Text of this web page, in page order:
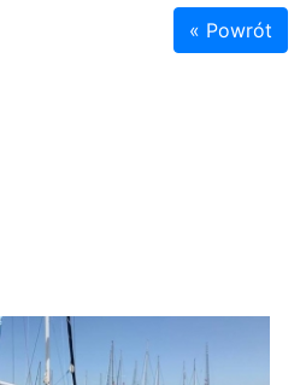
« Powrót